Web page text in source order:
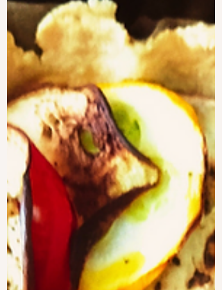
Voilà 1 an que je me suis installée sur la
Ville de Rieumes !